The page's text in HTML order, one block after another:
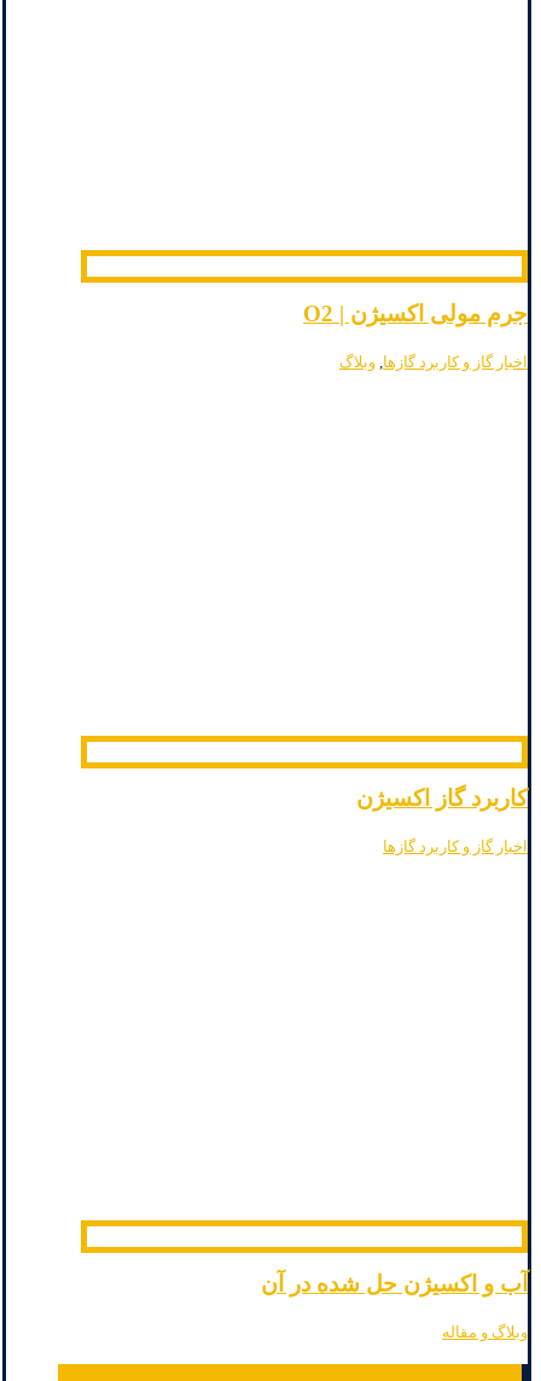
جرم مولی اکسیژن | O2
اخبار گاز و کاربرد گازها وبلاگ
کاربرد گاز اکسیژن
اخبار گاز و کاربرد گازها
آب و اکسیژن حل شده در آن
وبلاگ و مقاله